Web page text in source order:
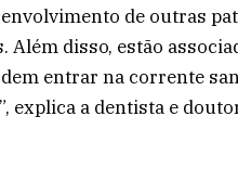
de outras
disso, estão
entrar na corrente
explica a dentista e